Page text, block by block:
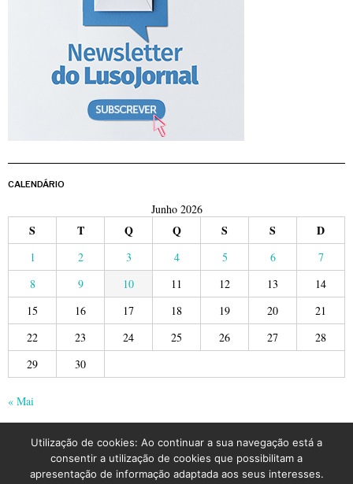
CALENDÁRIO
Junho 2026
S T Q Q S S D
1 2 3 4 5 6
7
8
9 10 11 12 13
14
15
16 17 18 19 20
21
22
23 24 25 26 27
28
29
30
« Mai
Utilização de cookies: Ao continuar a sua navegação está a
consentir a utilização de cookies que possibilitam a
apresentação de informação adaptada aos seus interesses.